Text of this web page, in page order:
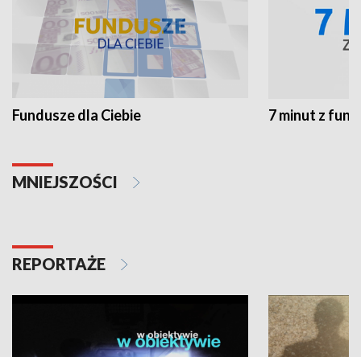
Fundusze dla Ciebie 7 minut z
MNIEJSZOŚCI
REPORTAŻE